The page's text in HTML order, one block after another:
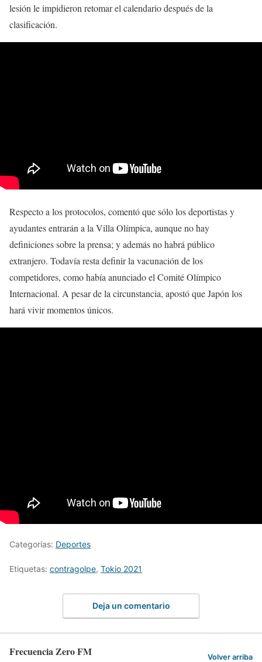
lesión le impidieron retomar el calendario después de la
clasificación.
Respecto a los protocolos, comentó que sólo los deportistas y
ayudantes entrarán a la Villa Olímpica, aunque no hay
definiciones sobre la prensa; y además no habrá público
extranjero. Todavía resta definir la vacunación de los
competidores, como había anunciado el Comité Olímpico
Internacional. A pesar de la circunstancia, apostó que Japón los
hará vivir momentos únicos.
Categorías: Deportes
Etiquetas: contragolpe, Tokio 2021
Deja un comentario
Frecuencia Zero FM Volver arriba